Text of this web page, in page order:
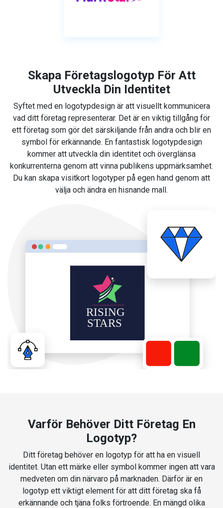
Skapa Företagslogotyp För Att
Utveckla Din Identitet
Syftet med en logotypdesign är att visuellt kommunicera
vad ditt företag representerar. Det är en viktig tillgång för
ett företag som gör det särskiljande från andra och blir en
symbol för erkännande. En fantastisk logotypdesign
kommer att utveckla din identitet och överglänsa
konkurrenterna genom att vinna publikens uppmärksamhet.
Du kan skapa visitkort logotyper på egen hand genom att
välja och ändra en hisnande mall.
Varför Behöver Ditt Företag En
Logotyp?
Ditt företag behöver en logotyp för att ha en visuell
identitet. Utan ett märke eller symbol kommer ingen att vara
medveten om din närvaro på marknaden. Därför är en
logotyp ett viktigt element för att ditt företag ska få
erkännande och tjäna folks förtroende. En mängd olika